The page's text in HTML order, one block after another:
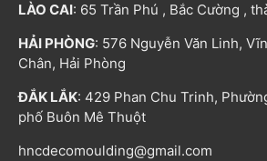
LÀO CAI: 65 Trần Phú , Bắc Cường ,
HẢI PHÒNG: 576 Nguyễn Văn Linh,
Chân, Hải Phòng
ĐẮK LẮK: 429 Phan Chu Trinh,
phố Buôn Mê Thuột
hncdecomoulding@gmail.com